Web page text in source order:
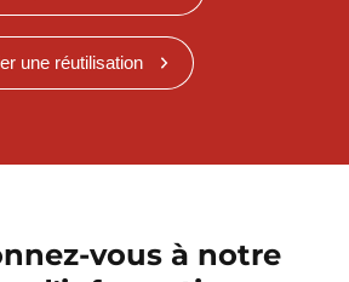
une réutilisation
vous à notre